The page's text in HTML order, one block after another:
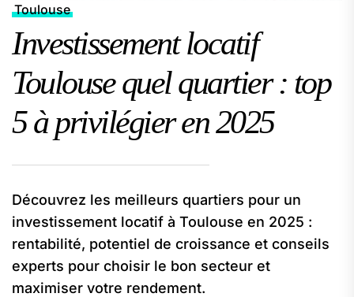
Toulouse
Investissement locatif
Toulouse quel quartier : top
5 à privilégier en 2025
Découvrez les meilleurs quartiers pour un
investissement locatif à Toulouse en 2025 :
rentabilité, potentiel de croissance et conseils
experts pour choisir le bon secteur et
maximiser votre rendement.